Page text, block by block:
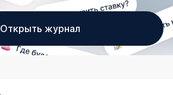
Открыть журнал